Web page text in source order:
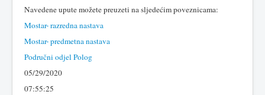
Navedene upute možete preuzeti na sljedećim poveznicama:
Mostar- razredna nastava
Mostar- predmetna nastava
Područni odjel Polog
05/29/2020
07:55:25